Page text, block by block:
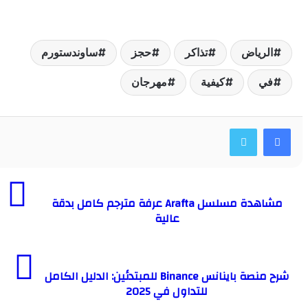
تذاكر حجز ساوندستورم
كيفية مهرجان
مشاهدة مسلسل Arafta عرفة مترجم كامل بدقة
شرح منصة باينانس Binance للمبتدئين: الدليل الكامل
للتداول في 2025